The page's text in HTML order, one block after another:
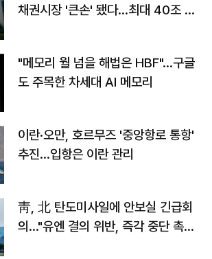
채권시장 '큰손' 됐다…최대 40조 투
"메모리 월 넘을 해법은 HBF"…구글
도 주목한 차세대 AI 메모리
이란·오만, 호르무즈 '중앙항로 통항'
추진…입항은 이란 관리
靑, 北 탄도미사일에 안보실 긴급회
의…"유엔 결의 위반, 즉각 중단 촉